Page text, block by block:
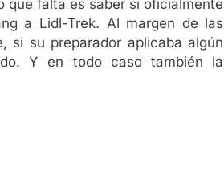
que falta es saber si oficialmente
a Lidl-Trek. Al margen de las
si su preparador aplicaba algún
Y en todo caso también la